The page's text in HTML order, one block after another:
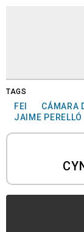
TAGS
FEI
CÁMARA
JAIME PERELLÓ